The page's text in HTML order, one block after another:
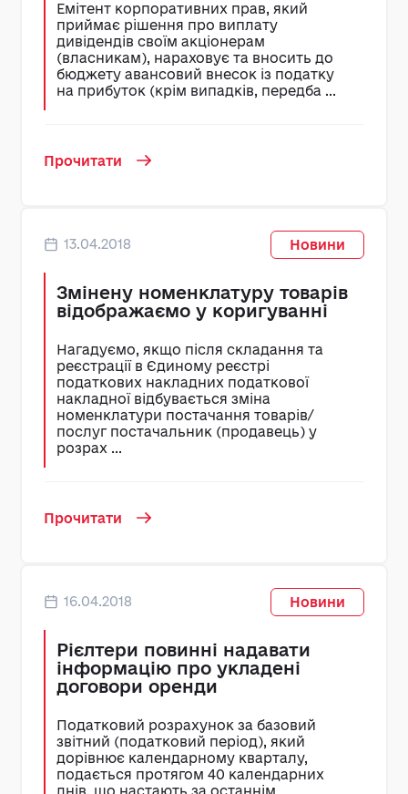
Емітент корпоративних прав, який
приймає рішення про виплату
дивідендів своїм акціонерам
(власникам), нараховує та вносить до
бюджету авансовий внесок із податку
на прибуток (крім випадків, передба ...
Прочитати
13.04.2018 Новини
Змінену номенклатуру товарів
відображаємо у коригуванні
Нагадуємо, якщо після складання та
реєстрації в Єдиному реєстрі
податкових накладних податкової
накладної відбувається зміна
номенклатури постачання товарів/
послуг постачальник (продавець) у
розрах ...
Прочитати
16.04.2018 Новини
Рієлтери повинні надавати
інформацію про укладені
договори оренди
Податковий розрахунок за базовий
звітний (податковий період), який
дорівнює календарному кварталу,
подається протягом 40 календарних
днів, що настають за останнім